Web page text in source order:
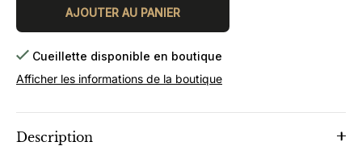
AJOUTER AU PANIER
Cueillette disponible en boutique
Afficher les informations de la boutique
Description